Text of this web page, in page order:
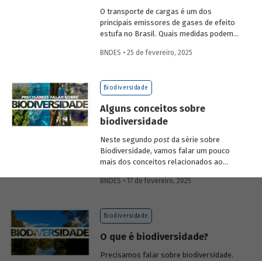
O transporte de cargas é um dos
principais emissores de gases de efeito
estufa no Brasil. Quais medidas podem
ambiental? Confira as estratégias que
BNDES • 25 de fevereiro, 2025
Biodiversidade
Alguns conceitos sobre
biodiversidade
Neste segundo postda série sobre
Biodiversidade, vamos falar um pouco
mais dos conceitos relacionados ao
ecossistêmicos, entre outros.
BNDES • 17 de fevereiro, 2025
Biodiversidade
O que é biodiversidade?
Precisamos falar sobre biodiversidade.